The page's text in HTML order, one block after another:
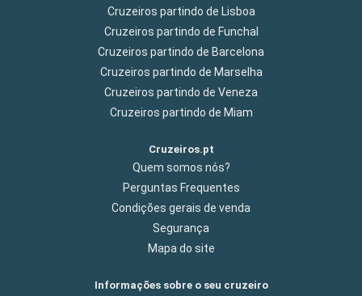
Cruzeiros partindo de Lisboa
Cruzeiros partindo de Funchal
Cruzeiros partindo de Barcelona
Cruzeiros partindo de Marselha
Cruzeiros partindo de Veneza
Cruzeiros partindo de Miam
Cruzeiros.pt
Quem somos nós?
Perguntas Frequentes
Condições gerais de venda
Segurança
Mapa do site
Informações sobre o seu cruzeiro